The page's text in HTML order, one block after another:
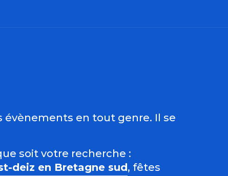
évènements en tout genre. Il se
soit votre recherche :
deiz en Bretagne sud, fêtes